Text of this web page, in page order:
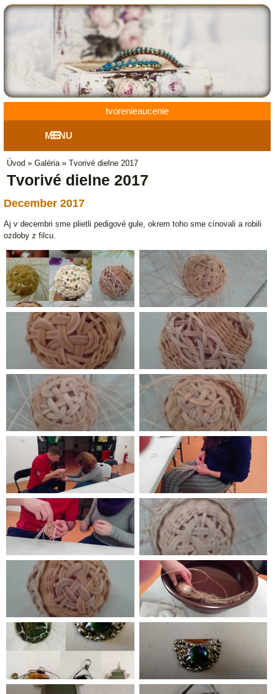
tvorenieaucenie
MENU
Úvod » Galéria» Tvorivé dielne 2017
Tvorivé dielne 2017
December 2017
Aj v decembri sme plietli pedigové gule, okrem toho sme cínovali a robili
ozdoby z filcu.